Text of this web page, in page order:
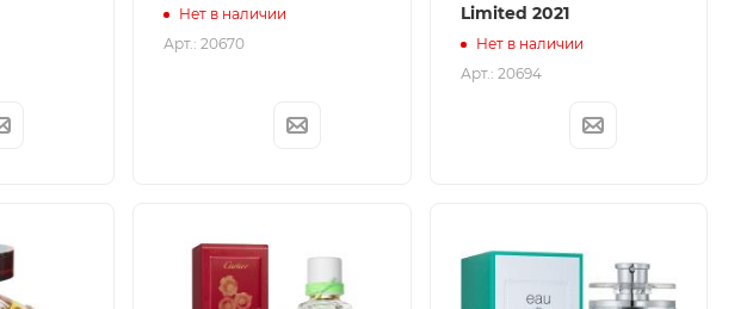
Нет в наличии
Арт.: 20670
Limited 2021
Нет в наличии
Арт.: 20694